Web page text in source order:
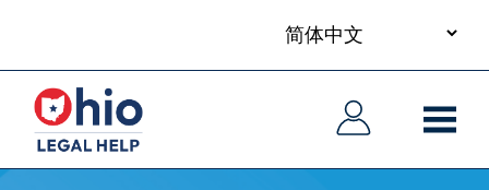
main
content
language
主
导
航
主
导
航